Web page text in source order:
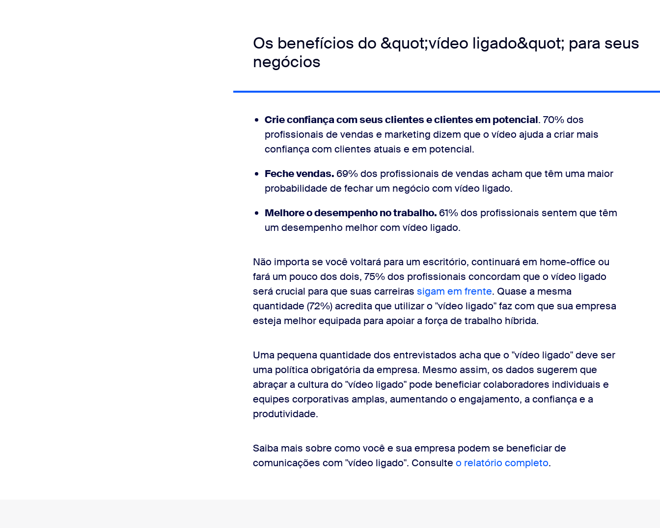
Os benefícios do &quot;vídeo ligado&quot; para seus
negócios
Crie confiança com seus clientes e clientes em potencial. 70% dos
profissionais de vendas e marketing dizem que o vídeo ajuda a criar mais
confiança com clientes atuais e em potencial.
Feche vendas. 69% dos profissionais de vendas acham que têm uma maior
probabilidade de fechar um negócio com vídeo ligado.
Melhore o desempenho no trabalho. 61% dos profissionais sentem que têm
um desempenho melhor com vídeo ligado.
Não importa se você voltará para um escritório, continuará em home-office ou
fará um pouco dos dois, 75% dos profissionais concordam que o vídeo ligado
será crucial para que suas carreiras sigam em frente. Quase a mesma
quantidade (72%) acredita que utilizar o "vídeo ligado" faz com que sua empresa
esteja melhor equipada para apoiar a força de trabalho híbrida.
Uma pequena quantidade dos entrevistados acha que o "vídeo ligado" deve ser
uma política obrigatória da empresa. Mesmo assim, os dados sugerem que
abraçar a cultura do "vídeo ligado" pode beneficiar colaboradores individuais e
equipes corporativas amplas, aumentando o engajamento, a confiança e a
produtividade.
Saiba mais sobre como você e sua empresa podem se beneficiar de
comunicações com "vídeo ligado". Consulte o relatório completo.